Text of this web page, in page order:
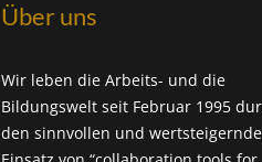
Über uns
Wir leben die Arbeits- und die
Bildungswelt seit Februar 1995
den sinnvollen und